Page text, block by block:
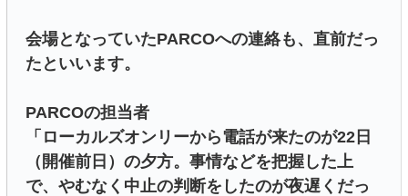
会場となっていたPARCOへの連絡も、直前だっ
たといいます。
PARCOの担当者
「ローカルズオンリーから電話が来たのが22日
（開催前日）の夕方。事情などを把握した上
で、やむなく中止の判断をしたのが夜遅くだっ